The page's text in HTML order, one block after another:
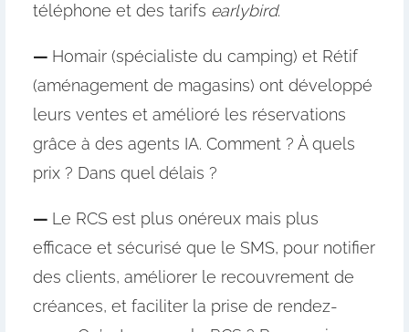
téléphone et des tarifs earlybird.
— Homair (spécialiste du camping) et Rétif
(aménagement de magasins) ont développé
leurs ventes et amélioré les réservations
grâce à des agents IA. Comment ? À quels
prix ? Dans quel délais ?
— Le RCS est plus onéreux mais plus
efficace et sécurisé que le SMS, pour notifier
des clients, améliorer le recouvrement de
créances, et faciliter la prise de rendez-